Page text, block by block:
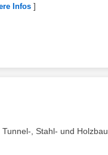
Infos ]
Tunnel-, Stahl- und Holzbau,